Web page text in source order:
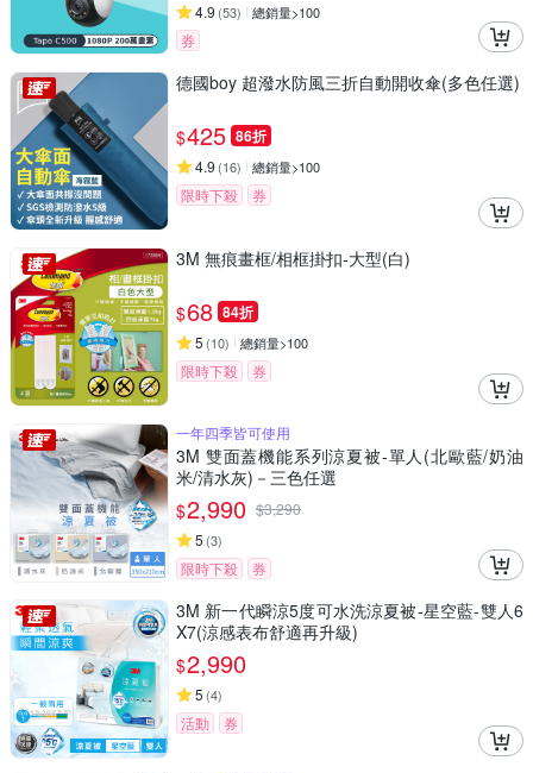
4.9 (53) 總銷量>100
券
德國boy 超潑水防風三折自動開收傘(多色任選)
$425 86折
4.9 (16) 總銷量>100
限時下殺 券
3M 無痕畫框/相框掛扣-大型(白)
$68 84折
5 (10) 總銷量>100
限時下殺 券
一年四季皆可使用
3M 雙面蓋機能系列涼夏被-單人(北歐藍/奶油
米/清水灰)－三色任選
$2,990 $3,290
5 (3)
限時下殺 券
3M 新一代瞬涼5度可水洗涼夏被-星空藍-雙人6
X7(涼感表布舒適再升級)
$2,990
5 (4)
活動 券